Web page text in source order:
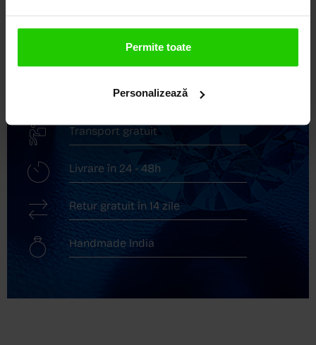
Permite toate
Personalizează
mai sofisticate bijuterii din aur, argint și pietre
prețioase.
Livrare în cutie cadou
Transport gratuit
Livrare în 24 - 48h
Retur gratuit în 14 zile
Handmade India